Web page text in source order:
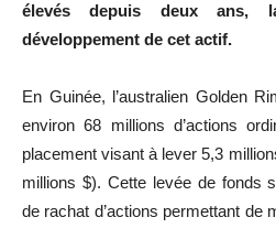
élevés depuis deux ans,
développement de cet actif.
En Guinée, l’australien Golden
environ 68 millions d’actions
placement visant à lever 5,3
millions $). Cette levée de fonds
de rachat d’actions permettant de